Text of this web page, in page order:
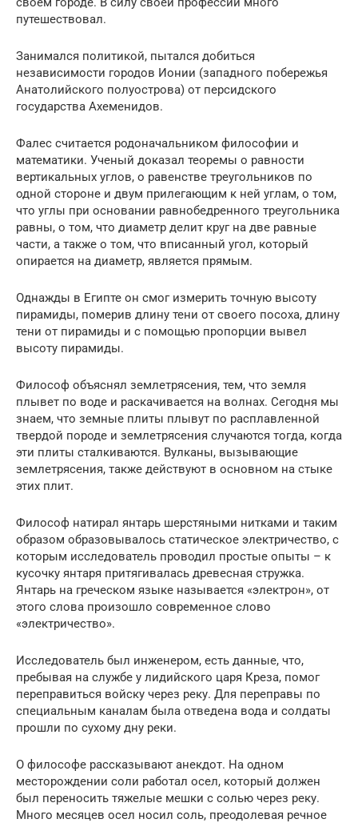
путешествовал.
Занимался политикой, пытался добиться
независимости городов Ионии (западного побережья
Анатолийского полуострова) от персидского
государства Ахеменидов.
Фалес считается родоначальником философии и
математики. Ученый доказал теоремы о равности
вертикальных углов, о равенстве треугольников по
одной стороне и двум прилегающим к ней углам, о том,
что углы при основании равнобедренного треугольника
равны, о том, что диаметр делит круг на две равные
части, а также о том, что вписанный угол, который
опирается на диаметр, является прямым.
Однажды в Египте он смог измерить точную высоту
пирамиды, померив длину тени от своего посоха, длину
тени от пирамиды и с помощью пропорции вывел
высоту пирамиды.
Философ объяснял землетрясения, тем, что земля
плывет по воде и раскачивается на волнах. Сегодня мы
знаем, что земные плиты плывут по расплавленной
твердой породе и землетрясения случаются тогда, когда
эти плиты сталкиваются. Вулканы, вызывающие
землетрясения, также действуют в основном на стыке
этих плит.
Философ натирал янтарь шерстяными нитками и таким
образом образовывалось статическое электричество, с
которым исследователь проводил простые опыты – к
кусочку янтаря притягивалась древесная стружка.
Янтарь на греческом языке называется «электрон», от
этого слова произошло современное слово
«электричество».
Исследователь был инженером, есть данные, что,
пребывая на службе у лидийского царя Креза, помог
переправиться войску через реку. Для переправы по
специальным каналам была отведена вода и солдаты
прошли по сухому дну реки.
О философе рассказывают анекдот. На одном
месторождении соли работал осел, который должен
был переносить тяжелые мешки с солью через реку.
Много месяцев осел носил соль, преодолевая речное